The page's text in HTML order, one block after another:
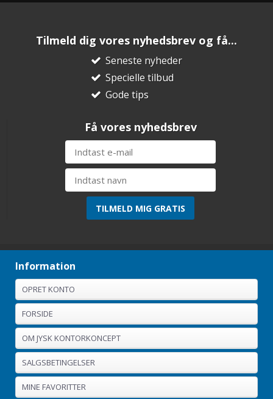
Tilmeld dig vores nyhedsbrev og få...
Seneste nyheder
Specielle tilbud
Gode tips
Få vores nyhedsbrev
Information
OPRET KONTO
FORSIDE
OM JYSK KONTORKONCEPT
SALGSBETINGELSER
MINE FAVORITTER